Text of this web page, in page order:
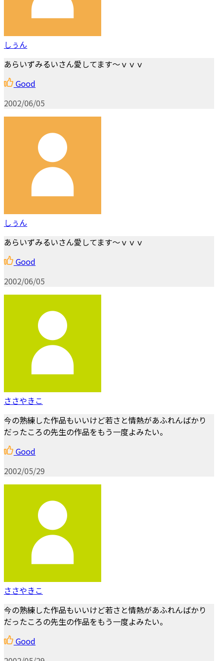
しぅん
あらいずみるいさん愛してます～ｖｖｖ
Good
2002/06/05
しぅん
あらいずみるいさん愛してます～ｖｖｖ
Good
2002/06/05
ささやきこ
今の熟練した作品もいいけど若さと情熱があふれんばかり
だったころの先生の作品をもう一度よみたい。
Good
2002/05/29
ささやきこ
今の熟練した作品もいいけど若さと情熱があふれんばかり
だったころの先生の作品をもう一度よみたい。
Good